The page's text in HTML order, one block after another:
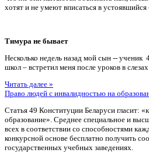
хотят и не умеют вписаться в
Тимура не бывает
Несколько недель назад мой сын -- ученик
школ – встретил меня после уроков в
Читать далее »
Право людей с инвалидностью на
Статья 49 Конституции Беларуси гласит:
образование». Среднее специальное и
всех в соответствии со способностями
конкурсной основе бесплатно получить
государственных учебных заведениях.